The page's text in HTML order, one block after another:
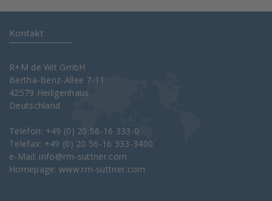
Kontakt
R+M de Wit GmbH
Bertha-Benz-Allee 7-11
42579 Heiligenhaus
Deutschland
Telefon: +49 (0) 20 56-16 333-0
Telefax: +49 (0) 20 56-16 333-3400
e-Mail: info@rm-suttner.com
Homepage:www.rm-suttner.com